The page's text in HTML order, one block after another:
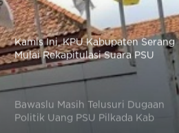
Pilkada
Bawaslu Masih Telusuri Dugaan
Politik Uang PSU Pilkada Kab
Serang
KPU Umumkan Rekapitulasi Suara
PSU Pilkada Kab Serang 24 April